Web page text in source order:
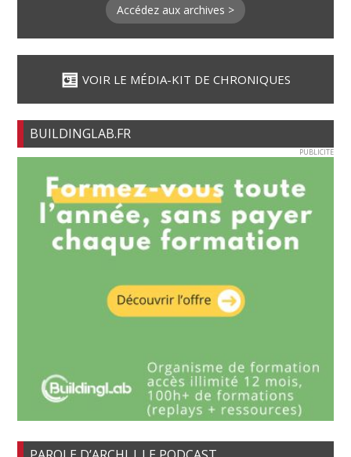
Accédez aux archives >
VOIR LE MÉDIA-KIT DE CHRONIQUES
BUILDINGLAB.FR
PUBLICITE